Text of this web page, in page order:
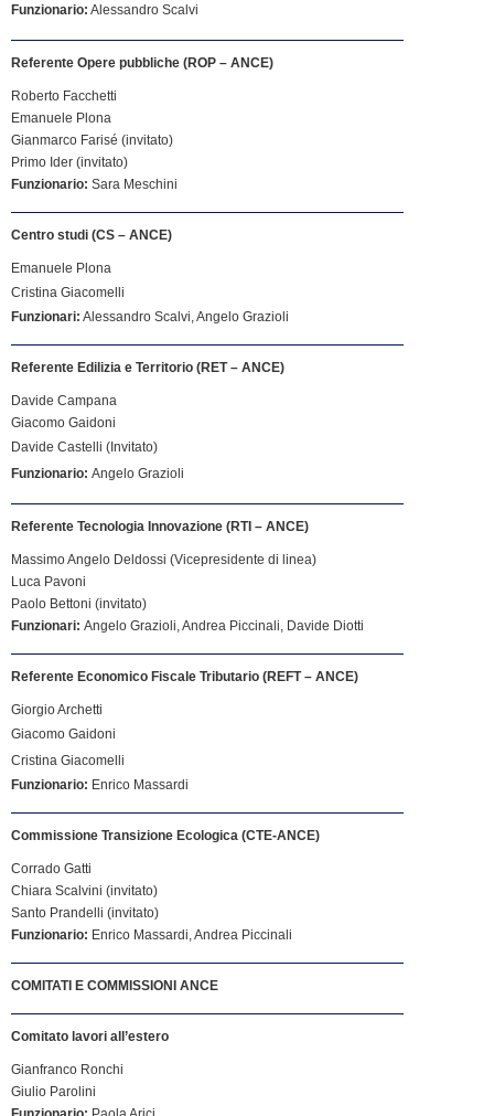
Funzionario: Alessandro Scalvi
Referente Opere pubbliche (ROP – ANCE)
Roberto Facchetti
Emanuele Plona
Gianmarco Farisé (invitato)
Primo Ider (invitato)
Funzionario: Sara Meschini
Centro studi (CS – ANCE)
Emanuele Plona
Cristina Giacomelli
Funzionari: Alessandro Scalvi, Angelo Grazioli
Referente Edilizia e Territorio (RET – ANCE)
Davide Campana
Giacomo Gaidoni
Davide Castelli (Invitato)
Funzionario: Angelo Grazioli
Referente Tecnologia Innovazione (RTI – ANCE)
Massimo Angelo Deldossi (Vicepresidente di linea)
Luca Pavoni
Paolo Bettoni (invitato)
Funzionari: Angelo Grazioli, Andrea Piccinali, Davide Diotti
Referente Economico Fiscale Tributario (REFT – ANCE)
Giorgio Archetti
Giacomo Gaidoni
Cristina Giacomelli
Funzionario: Enrico Massardi
Commissione Transizione Ecologica (CTE-ANCE)
Corrado Gatti
Chiara Scalvini (invitato)
Santo Prandelli (invitato)
Funzionario: Enrico Massardi, Andrea Piccinali
COMITATI E COMMISSIONI ANCE
Comitato lavori all’estero
Gianfranco Ronchi
Giulio Parolini